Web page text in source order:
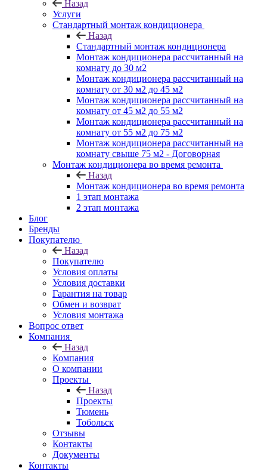
Назад
Услуги
Стандартный монтаж кондиционера
Назад
Стандартный монтаж кондиционера
Монтаж кондиционера рассчитанный на
комнату до 30 м2
Монтаж кондиционера рассчитанный на
комнату от 30 м2 до 45 м2
Монтаж кондиционера рассчитанный на
комнату от 45 м2 до 55 м2
Монтаж кондиционера рассчитанный на
комнату от 55 м2 до 75 м2
Монтаж кондиционера рассчитанный на
комнату свыше 75 м2 - Договорная
Монтаж кондиционера во время ремонта
Назад
Монтаж кондиционера во время ремонта
1 этап монтажа
2 этап монтажа
Блог
Бренды
Покупателю
Назад
Покупателю
Условия оплаты
Условия доставки
Гарантия на товар
Обмен и возврат
Условия монтажа
Вопрос ответ
Компания
Назад
Компания
О компании
Проекты
Назад
Проекты
Тюмень
Тобольск
Отзывы
Контакты
Документы
Контакты